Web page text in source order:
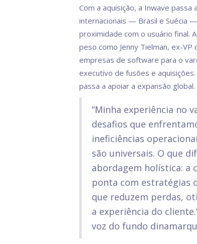
Com a aquisição, a Inwave passa
internacionais — Brasil e Suécia
proximidade com o usuário final.
peso como Jenny Tielman, ex-
empresas de software para o
executivo de fusões e
passa a apoiar a expansão global.
“Minha experiência no
desafios que
ineficiências
são universais. O que
abordagem holística: a
ponta com estratégias
que reduzem perdas,
a experiência do
voz do fundo